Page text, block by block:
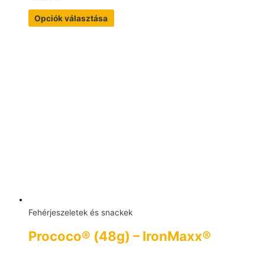
Opciók választása
Fehérjeszeletek és snackek
Prococo® (48g) – IronMaxx®